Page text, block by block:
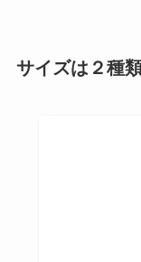
サイズは２種